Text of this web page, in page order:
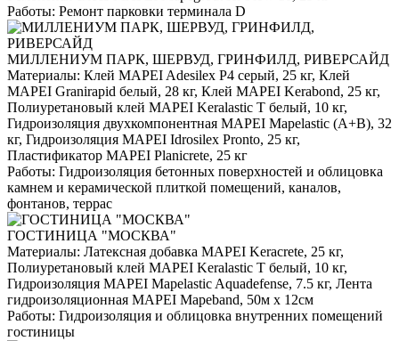
Работы: Ремонт парковки терминала D
МИЛЛЕНИУМ ПАРК, ШЕРВУД, ГРИНФИЛД, РИВЕРСАЙД
Материалы: Клей MAPEI Adesilex P4 серый, 25 кг, Клей
MAPEI Granirapid белый, 28 кг, Клей MAPEI Kerabond, 25 кг,
Полиуретановый клей MAPEI Keralastic T белый, 10 кг,
Гидроизоляция двухкомпонентная MAPEI Mapelastic (А+B), 32
кг, Гидроизоляция MAPEI Idrosilex Pronto, 25 кг,
Пластификатор MAPEI Planicrete, 25 кг
Работы: Гидроизоляция бетонных поверхностей и облицовка
камнем и керамической плиткой помещений, каналов,
фонтанов, террас
ГОСТИНИЦА "МОСКВА"
Материалы: Латексная добавка MAPEI Keracrete, 25 кг,
Полиуретановый клей MAPEI Keralastic T белый, 10 кг,
Гидроизоляция MAPEI Mapelastic Aquadefense, 7.5 кг, Лента
гидроизоляционная MAPEI Mapeband, 50м x 12см
Работы: Гидроизоляция и облицовка внутренних помещений
гостиницы